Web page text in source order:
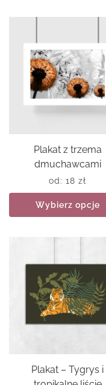
Plakat z trzema
dmuchawcami
od: 18 zł
Wybierz opcje
Plakat – Tygrys i